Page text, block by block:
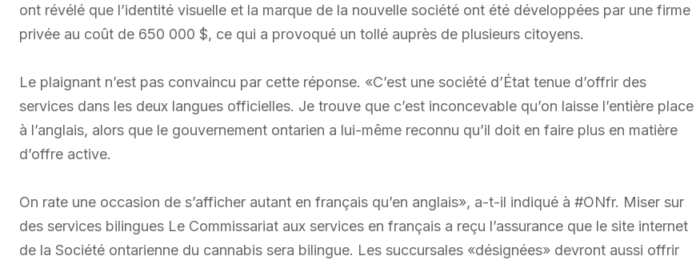
ont révélé que l’identité visuelle et la marque de la nouvelle société ont été développées par une firme
privée au coût de 650 000 $, ce qui a provoqué un tollé auprès de plusieurs citoyens.
Le plaignant n’est pas convaincu par cette réponse. «C’est une société d’État tenue d’offrir des
services dans les deux langues officielles. Je trouve que c’est inconcevable qu’on laisse l’entière place
à l’anglais, alors que le gouvernement ontarien a lui-même reconnu qu’il doit en faire plus en matière
d’offre active.
On rate une occasion de s’afficher autant en français qu’en anglais», a-t-il indiqué à #ONfr. Miser sur
des services bilingues Le Commissariat aux services en français a reçu l’assurance que le site internet
de la Société ontarienne du cannabis sera bilingue. Les succursales «désignées» devront aussi offrir